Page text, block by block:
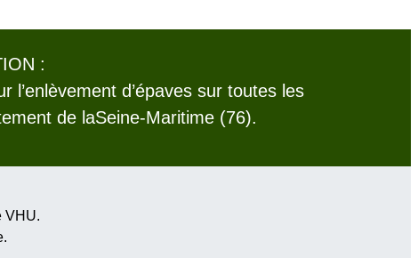
:
l’enlèvement d’épaves sur toutes les
de laSeine-Maritime (76).
VHU.
.